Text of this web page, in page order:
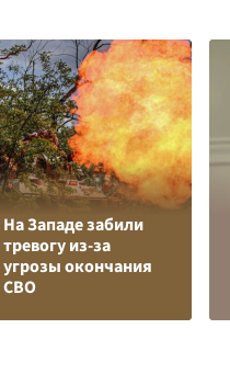
На Западе забили
тревогу из-за
угрозы окончания
СВО